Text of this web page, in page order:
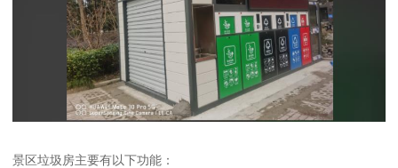
景区垃圾房主要有以下功能：